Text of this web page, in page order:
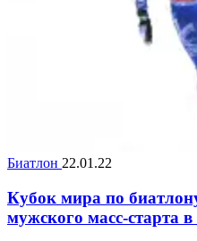
Биатлон 22.01.22
Кубок мира по
мужского масс-старта